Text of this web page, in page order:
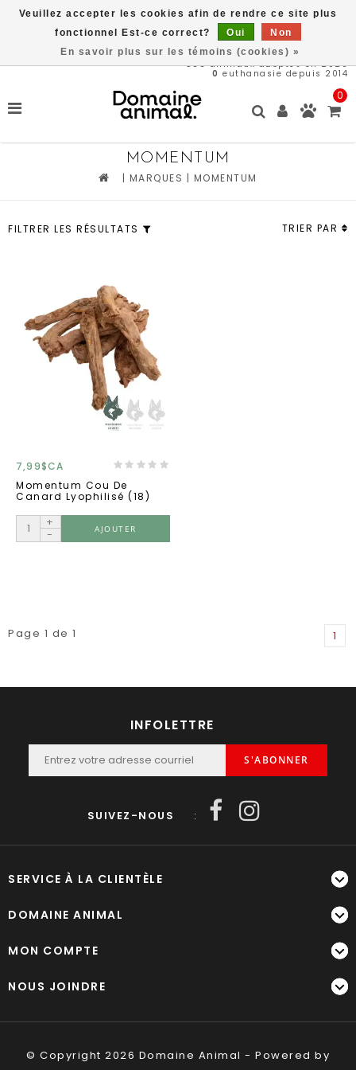
566animaux adoptés en 2026
0 euthanasie depuis 2014
0
MOMENTUM
| MARQUES | MOMENTUM
FILTRER LES RÉSULTATS TRIER PAR
7,99$CA
Momentum Cou De
Canard Lyophilisé (18)
+
-
AJOUTER
Page 1 de 1 1
INFOLETTRE
S'ABONNER
SUIVEZ-NOUS :
SERVICE À LA CLIENTÈLE
DOMAINE ANIMAL
MON COMPTE
NOUS JOINDRE
© Copyright 2026 Domaine Animal - Powered by
Veuillez accepter les cookies afin de rendre ce site plus
fonctionnel Est-ce correct?
Oui
Non
En savoir plus sur les témoins (cookies) »
Livraison gratuite à partir de 89$*